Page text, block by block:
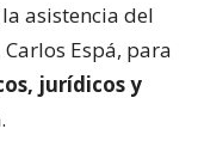
asistencia del
Espá, para
jurídicos y